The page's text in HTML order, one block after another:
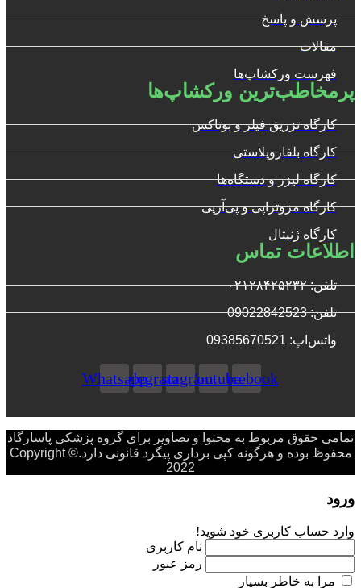
پرسش و پاسخ
مقالات
فهرست ورکشاپ‌ها
پرمخاطب‌ترین ورکشاپ‌ها
کارگاه تزریق فیلر و بوتاکس
کارگاه بلفاروپلاستی
کارگاه لیزر و دستگاه‌ها
کارگاه مزوتراپی و پی‌آرپی
کارگاه ژنیتال
اطلاعات تماس
تلفن: ۰۲۱۲۸۴۲۵۲۳۲
تلفن: 09022842523
واتس‌‌اپ: 09385670521
Facebook
Youtube
Instagram
Telegram
Whatsapp
تمامی حقوق مربوط به محتوا و تصاویر برای گروه پزشکی پاسارگاد
محفوظ بوده و هرگونه کپی برداری پیگرد قانونی دارد.Copyright ©
2022
ورود
وارد حساب کاربری خود شوید!
نام کاربری
رمز عبور
مرا به خاطر بسپار